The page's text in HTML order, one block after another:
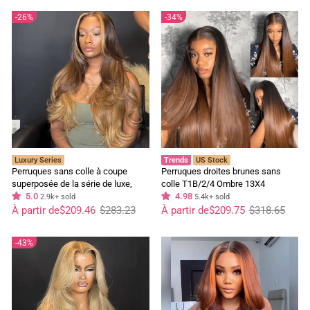
26%
Luxury Series
Perruques sans colle à coupe
superposée de la série de luxe,
perruque frontale en dentelle droite
13x4 blonde miel mélangée,
5.0 2.9k+ sold
Prix
régulier
$283.23
Prix
réduit
À partir de$209.46
34%
Trends US Stock
Perruques droites brunes sans
colle T1B/2/4 Ombre 13X4
perruque frontale en dentelle
cheveux humains pré-épilés
4.98 5.4k+ sold
Prix
régulier
$318.65
Prix
réduit
À partir de$209.75
43%